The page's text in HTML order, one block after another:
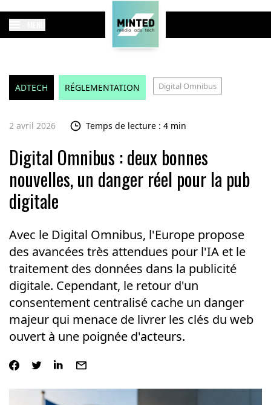
ADTECH RÉGLEMENTATION Digital Omnibus
2 avril 2026 Temps de lecture : 4 min
Digital Omnibus : deux bonnes
nouvelles, un danger réel pour la pub
digitale
Avec le Digital Omnibus, l'Europe propose
des avancées très attendues pour l'IA et le
traitement des données dans la publicité
digitale. Cependant, le retour d'un
consentement centralisé cache un danger
majeur qui menace de livrer les clés du web
ouvert à une poignée d'acteurs.